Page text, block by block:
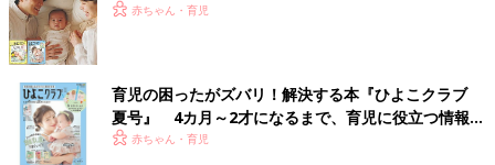
赤ちゃん・育児
育児の困ったがズバリ！解決する本『ひよこクラブ
夏号』 4カ月～2才になるまで、育児に役立つ情報が
いっぱい！
赤ちゃん・育児